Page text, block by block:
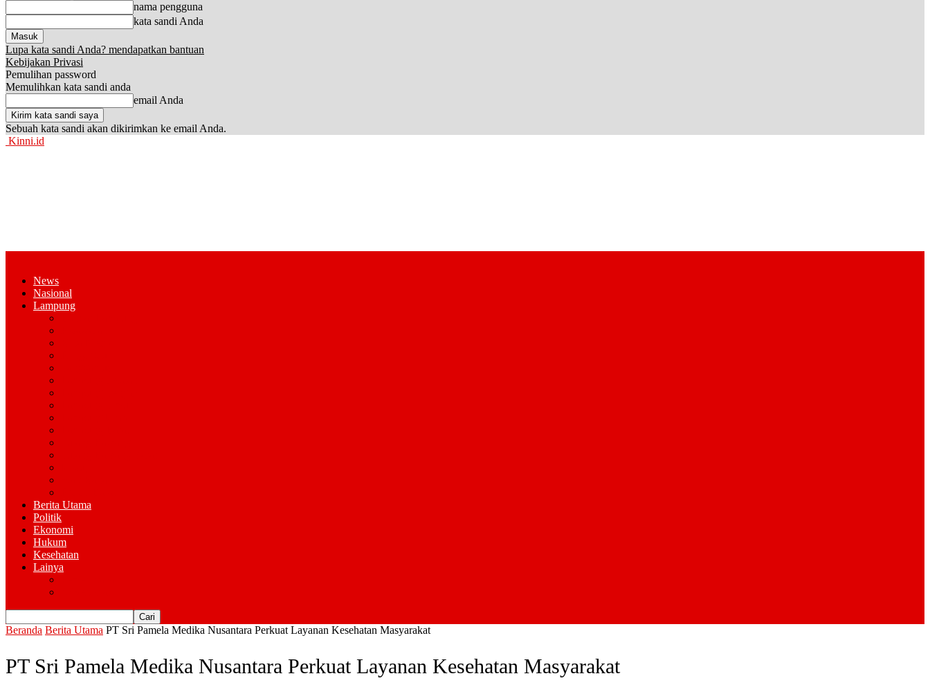
nama pengguna
kata sandi Anda
Lupa kata sandi Anda? mendapatkan bantuan
Kebijakan Privasi
Pemulihan password
Memulihkan kata sandi anda
email Anda
Sebuah kata sandi akan dikirimkan ke email Anda.
Kinni.id
News
Nasional
Lampung
Berita Utama
Politik
Ekonomi
Hukum
Kesehatan
Lainya
Beranda Berita Utama PT Sri Pamela Medika Nusantara Perkuat Layanan Kesehatan Masyarakat
PT Sri Pamela Medika Nusantara Perkuat Layanan Kesehatan Masyarakat